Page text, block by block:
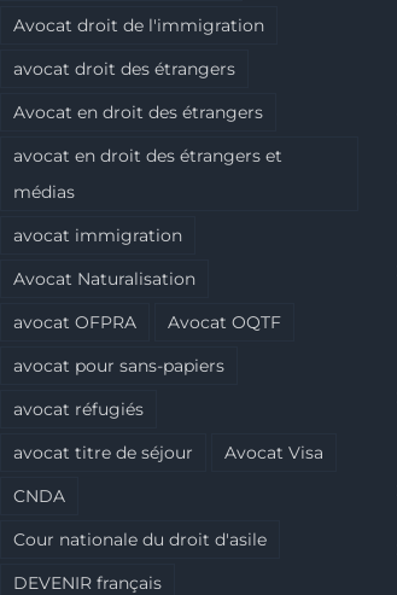
Avocat droit de l'immigration
avocat droit des étrangers
Avocat en droit des étrangers
avocat en droit des étrangers et
médias
avocat immigration
Avocat Naturalisation
avocat OFPRA
Avocat OQTF
avocat pour sans-papiers
avocat réfugiés
avocat titre de séjour
Avocat Visa
CNDA
Cour nationale du droit d'asile
DEVENIR français